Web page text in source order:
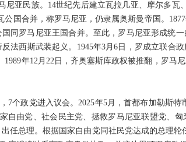
亚民族。14世纪先后建立瓦拉几亚、摩尔多瓦
国合并，称罗马尼亚，仍隶属奥斯曼帝国。
同罗马尼亚王国合并。至此，罗马尼亚形成统
法西斯武装起义。1945年3月6日，罗成立联合
年12月22日，齐奥塞斯库政权被推翻，罗马
7个政党进入议会。2025年5月，首都布加勒斯
自由党、社会民主党、拯救罗马尼亚联盟党、
任总理。根据国家自由党同社民党达成的总理轮